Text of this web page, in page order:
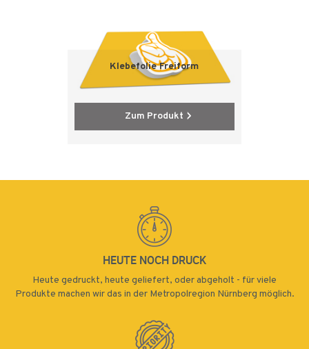
Klebefolie Freiform
Zum Produkt
HEUTE NOCH DRUCK
Heute gedruckt, heute geliefert, oder abgeholt - für viele
Produkte machen wir das in der Metropolregion Nürnberg möglich.